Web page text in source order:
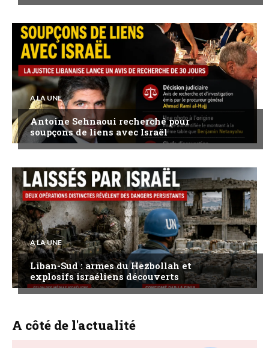
A LA UNE
Antoine Sehnaoui recherché pour
soupçons de liens avec Israël
A LA UNE
Liban-Sud : armes du Hezbollah et
explosifs israéliens découverts
A côté de l'actualité